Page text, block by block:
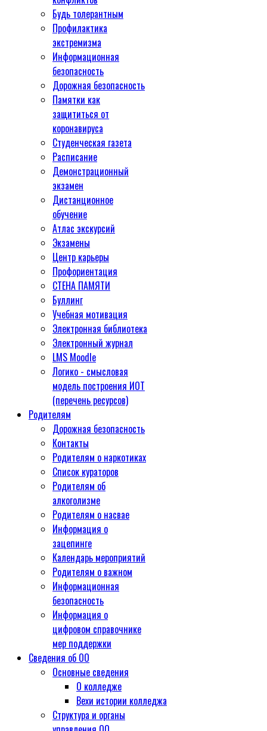
Будь толерантным
Профилактика
экстремизма
Информационная
безопасность
Дорожная безопасность
Памятки как
защититься от
коронавируса
Студенческая газета
Расписание
Демонстрационный
экзамен
Дистанционное
обучение
Атлас экскурсий
Экзамены
Центр карьеры
Профориентация
СТЕНА ПАМЯТИ
Буллинг
Учебная мотивация
Электронная библиотека
Электронный журнал
LMS Moodle
Логико - смысловая
модель построения ИОТ
(перечень ресурсов)
Родителям
Дорожная безопасность
Контакты
Родителям о наркотиках
Список кураторов
Родителям об
алкоголизме
Родителям о насвае
Информация о
зацепинге
Календарь мероприятий
Родителям о важном
Информационная
безопасность
Информация о
цифровом справочнике
мер поддержки
Сведения об ОО
Основные сведения
О колледже
Вехи истории колледжа
Структура и органы